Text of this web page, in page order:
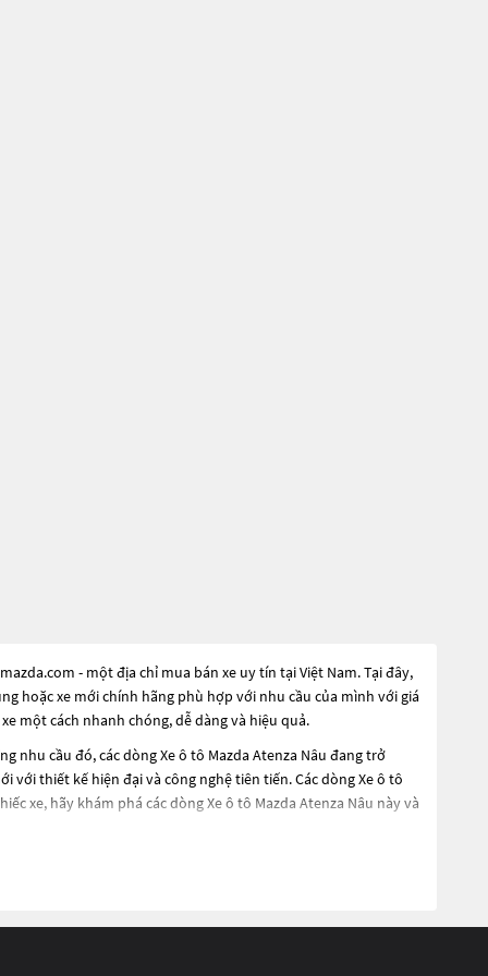
- một địa chỉ mua bán xe uy tín tại Việt Nam. Tại đây,
hoặc xe mới chính hãng phù hợp với nhu cầu của mình với giá
một cách nhanh chóng, dễ dàng và hiệu quả.
nhu cầu đó, các dòngXe ô tô Mazda Atenza Nâu đang trở
với thiết kế hiện đại và công nghệ tiên tiến. Các dòngXe ô tô
xe, hãy khám phá các dòngXe ô tô Mazda Atenza Nâu này và